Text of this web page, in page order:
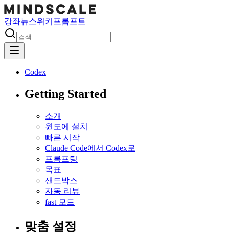
강좌뉴스위키 프롬프트
Codex
Getting Started
소개
윈도에 설치
빠른 시작
Claude Code에서 Codex로
프롬프팅
목표
샌드박스
자동 리뷰
fast 모드
맞춤 설정